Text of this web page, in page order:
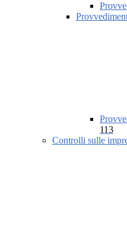
113
Controlli sulle